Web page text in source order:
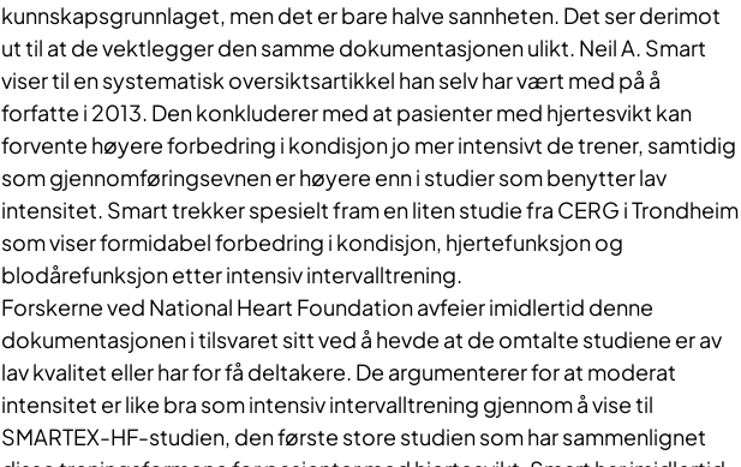
kunnskapsgrunnlaget, men det er bare halve sannheten. Det ser derimot
ut til at de vektlegger den samme dokumentasjonen ulikt. Neil A. Smart
viser til en systematisk oversiktsartikkel han selv har vært med på å
forfatte i 2013. Den konkluderer med at pasienter med hjertesvikt kan
forvente høyere forbedring i kondisjon jo mer intensivt de trener, samtidig
som gjennomføringsevnen er høyere enn i studier som benytter lav
intensitet. Smart trekker spesielt fram en liten studie fra CERG i Trondheim
som viser formidabel forbedring i kondisjon, hjertefunksjon og
blodårefunksjon etter intensiv intervalltrening.
Forskerne ved National Heart Foundation avfeier imidlertid denne
dokumentasjonen i tilsvaret sitt ved å hevde at de omtalte studiene er av
lav kvalitet eller har for få deltakere. De argumenterer for at moderat
intensitet er like bra som intensiv intervalltrening gjennom å vise til
SMARTEX-HF-studien, den første store studien som har sammenlignet